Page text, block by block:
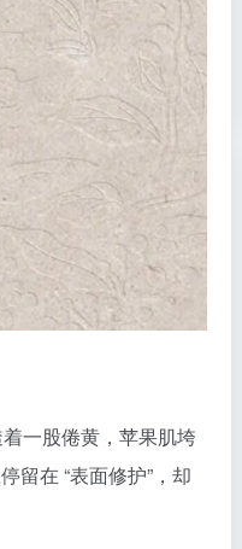
一股倦黄，苹果肌垮
留在 “表面修护”，却